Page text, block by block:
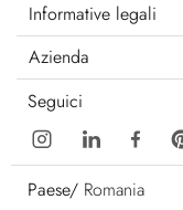
Informative legali
Azienda
Seguici
Paese/ Romania